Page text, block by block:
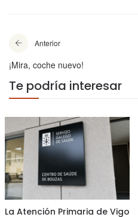
Anterior
¡Mira, coche nuevo!
Te podría interesar
La Atención Primaria de Vigo